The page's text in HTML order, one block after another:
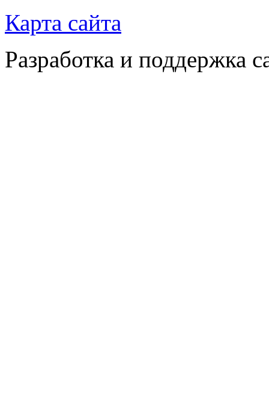
Карта сайта
Разработка и поддержка